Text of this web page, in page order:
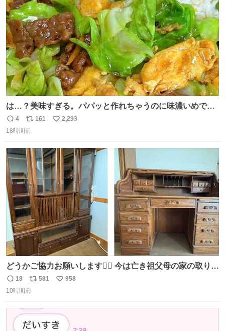
数
は…？美味すぎる。パパッと作れちゃうのに味濃いめで満
足感エグいの天才だろ🥹
返
信
4
リ
ポ
ト
数
161
い
数
2,293
18時間前
どうかご協力お願いします🙇‍♂️ 今は亡き祖父母の家の取り壊
しが決まり、どうしても処分して欲しくない食器棚と机の
引き取り手を探しております この2つは私の祖母が当初一
さで亡くなりましたが、この家具達をとても大切にしてお
りました 続く↓
返
信
18
リ
ポ
ト
数
581
い
数
958
10時間前